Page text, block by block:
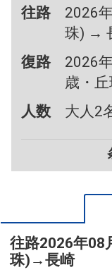
往路
2026
珠) →
復路
2026
歳・
人数
大人2
往路2026年08
珠) →長崎